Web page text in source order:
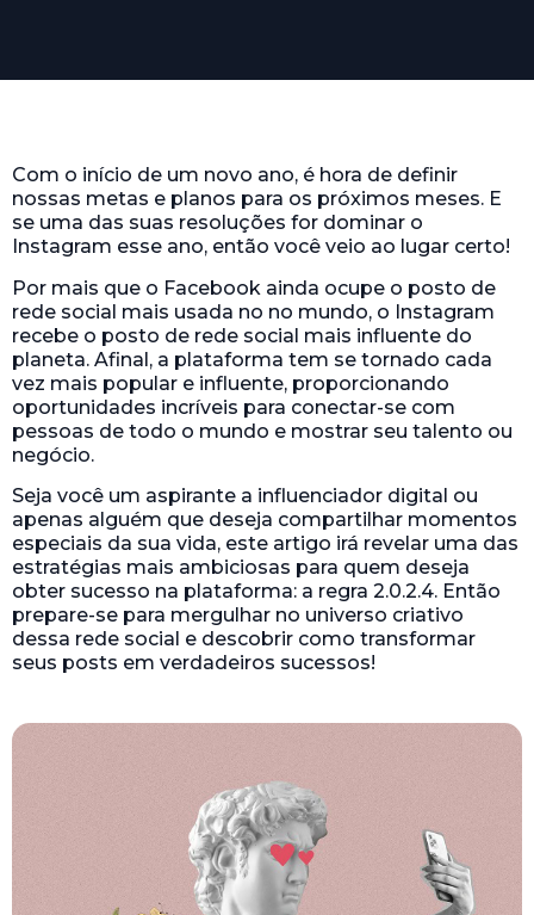
Com o início de um novo ano, é hora de definir
nossas metas e planos para os próximos meses. E
se uma das suas resoluções for dominar o
Instagram esse ano, então você veio ao lugar certo!
Por mais que o Facebook ainda ocupe o posto de
rede social mais usada no no mundo, o Instagram
recebe o posto de rede social mais influente do
planeta. Afinal, a plataforma tem se tornado cada
vez mais popular e influente, proporcionando
oportunidades incríveis para conectar-se com
pessoas de todo o mundo e mostrar seu talento ou
negócio.
Seja você um aspirante a influenciador digital ou
apenas alguém que deseja compartilhar momentos
especiais da sua vida, este artigo irá revelar uma das
estratégias mais ambiciosas para quem deseja
obter sucesso na plataforma: a regra 2.0.2.4. Então
prepare-se para mergulhar no universo criativo
dessa rede social e descobrir como transformar
seus posts em verdadeiros sucessos!